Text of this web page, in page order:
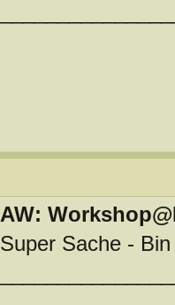
AW:
Super Sache -